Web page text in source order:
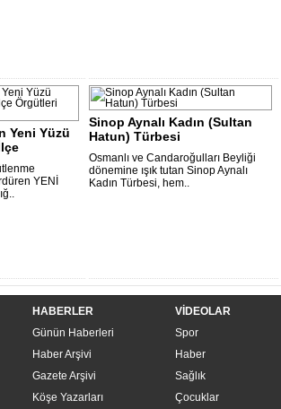
Yeni Yüzü
YENİ
Sinop Aynalı Kadın (Sultan
Hatun) Türbesi
Osmanlı ve Candaroğulları Beyliği
dönemine ışık tutan Sinop Aynalı
Kadın Türbesi, hem..
HABERLER
Günün Haberleri
Haber Arşivi
Gazete Arşivi
Köşe Yazarları
VİDEOLAR
Spor
Haber
Sağlık
Çocuklar